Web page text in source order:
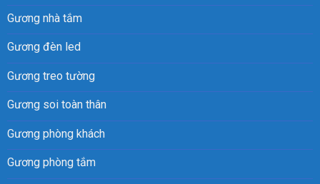
Gương nhà tắm
Gương đèn led
Gương treo tường
Gương soi toàn thân
Gương phòng khách
Gương phòng tắm